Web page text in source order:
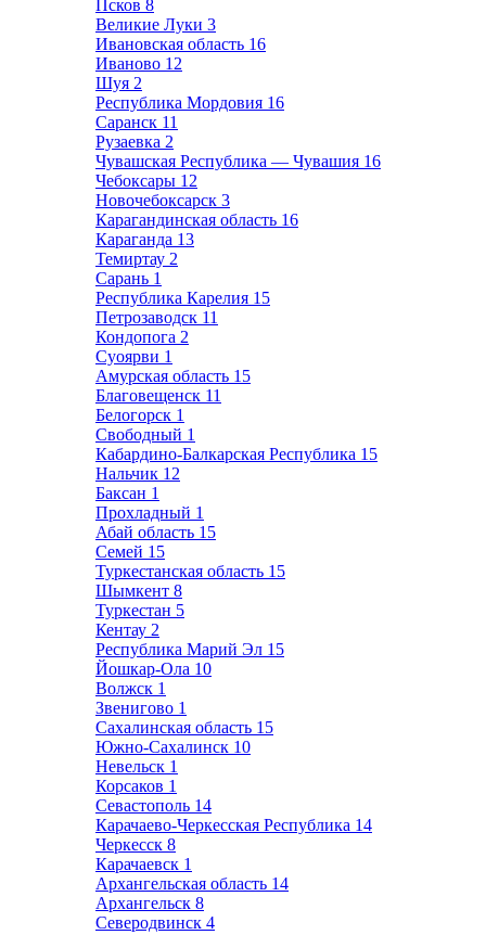
Псков 8
Великие Луки 3
Ивановская область 16
Иваново 12
Шуя 2
Республика Мордовия 16
Саранск 11
Рузаевка 2
Чувашская Республика — Чувашия 16
Чебоксары 12
Новочебоксарск 3
Карагандинская область 16
Караганда 13
Темиртау 2
Сарань 1
Республика Карелия 15
Петрозаводск 11
Кондопога 2
Суоярви 1
Амурская область 15
Благовещенск 11
Белогорск 1
Свободный 1
Кабардино-Балкарская Республика 15
Нальчик 12
Баксан 1
Прохладный 1
Абай область 15
Семей 15
Туркестанская область 15
Шымкент 8
Туркестан 5
Кентау 2
Республика Марий Эл 15
Йошкар-Ола 10
Волжск 1
Звенигово 1
Сахалинская область 15
Южно-Сахалинск 10
Невельск 1
Корсаков 1
Севастополь 14
Карачаево-Черкесская Республика 14
Черкесск 8
Карачаевск 1
Архангельская область 14
Архангельск 8
Северодвинск 4